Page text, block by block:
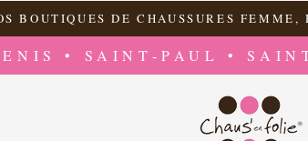
BOUTIQUES DE CHAUSSURES
• SAINT-PAUL •